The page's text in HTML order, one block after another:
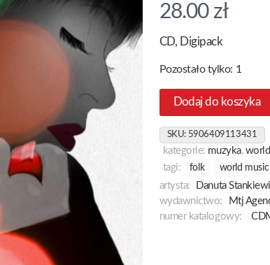
28.00 zł
CD, Digipack
Pozostało tylko: 1
Dodaj do koszyka
SKU: 5906409113431
kategorie: muzyka,
tagi:
folk world music
artysta:
Danuta
wydawnictwo:
Mtj
numer katalogowy: